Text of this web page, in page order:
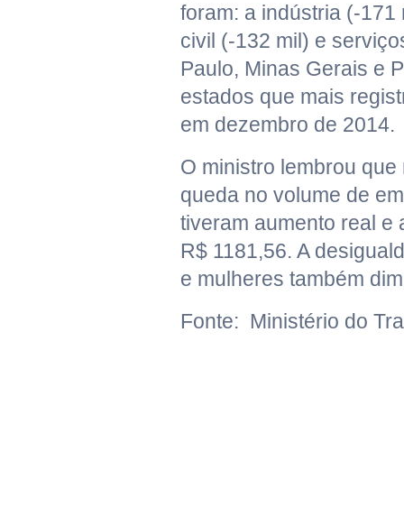
foram: a indústria (-171
civil (-132 mil) e
Paulo, Minas Gerais e
estados que mais
em dezembro de 2014.
O ministro lembrou
queda no volume de
tiveram aumento real e
R$ 1181,56. A
e mulheres também
Fonte: Ministério do